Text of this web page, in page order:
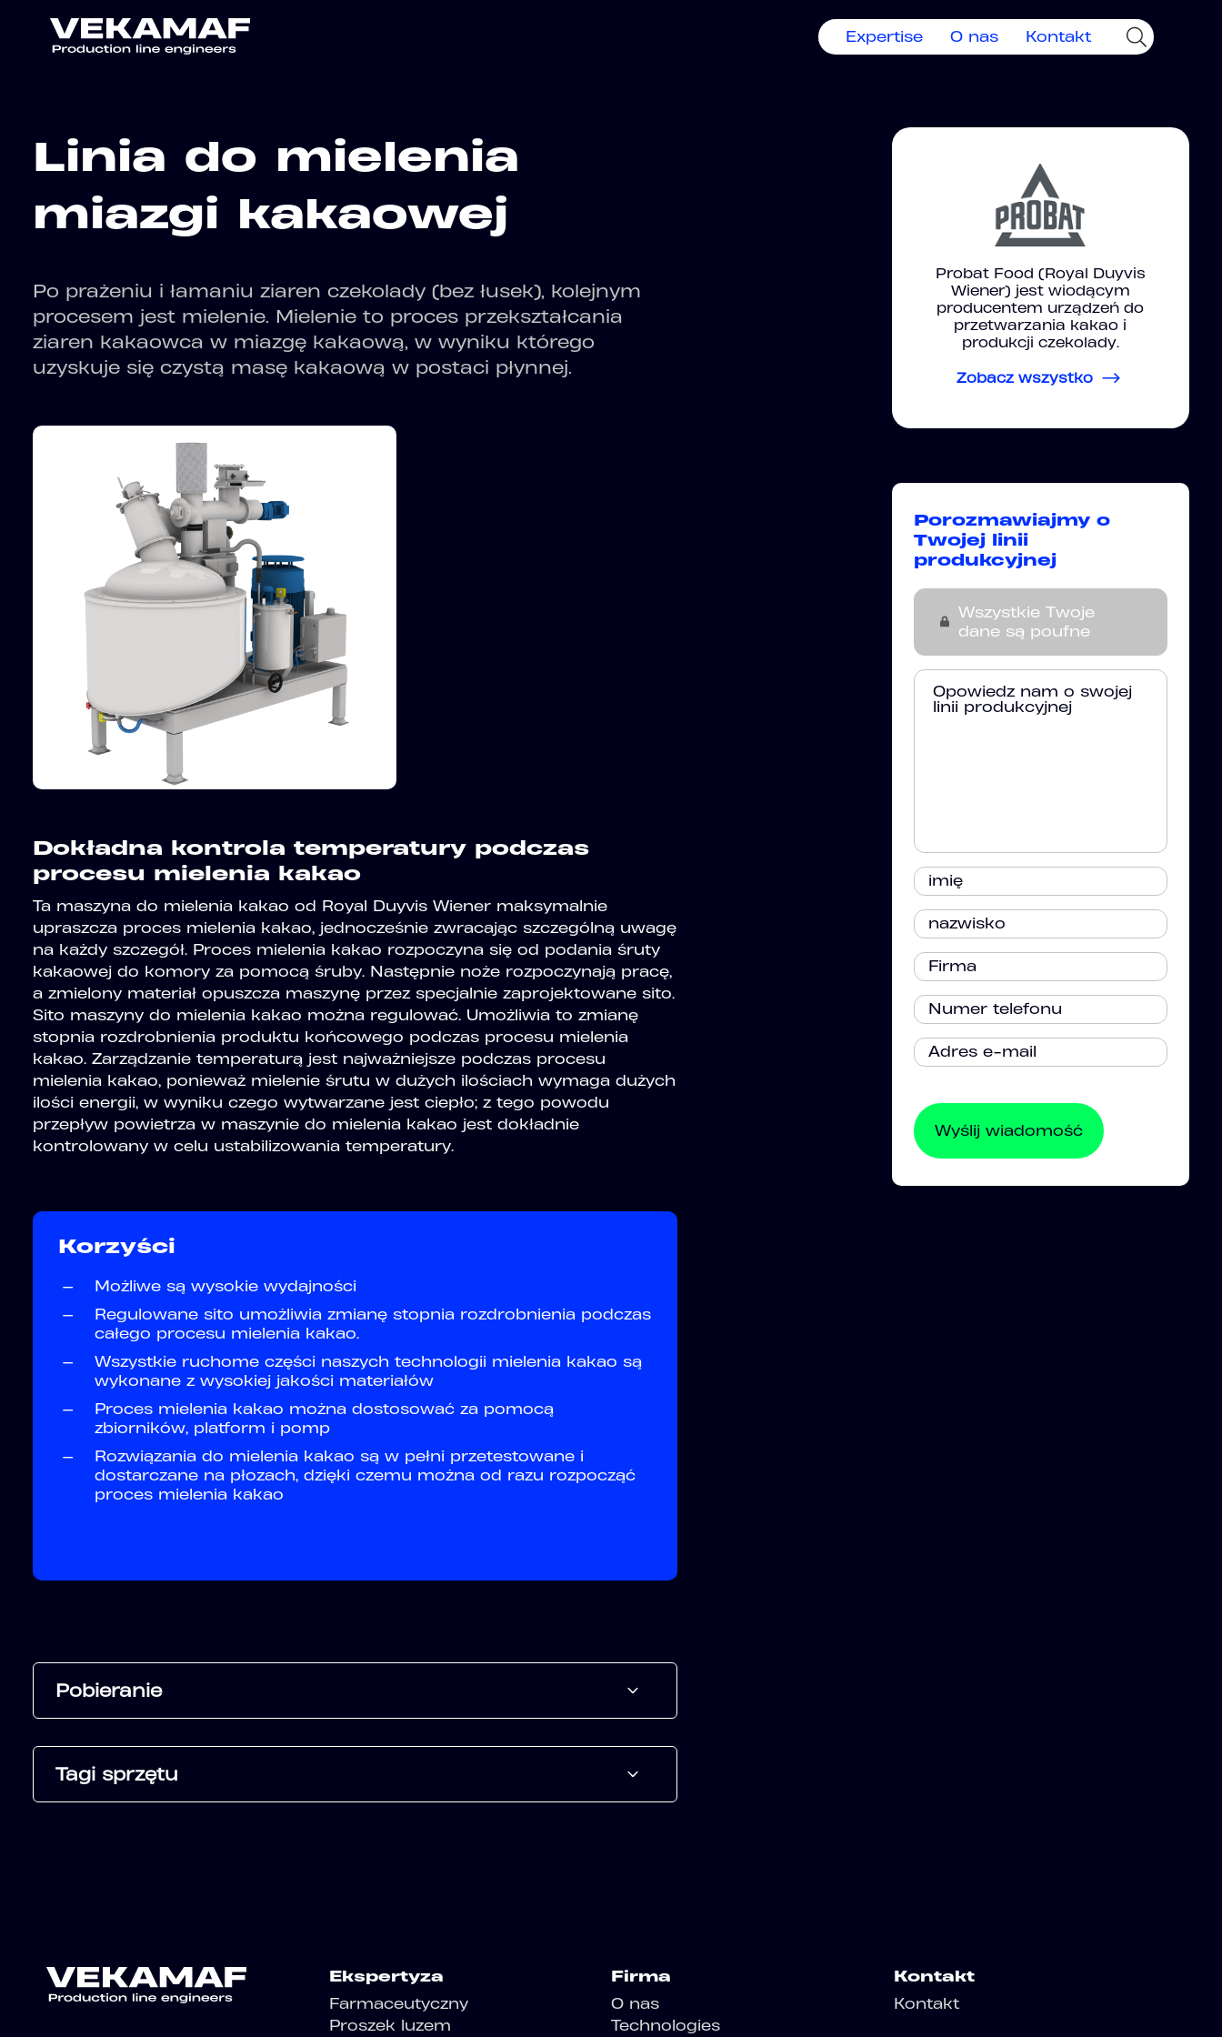
Expertise O nas Kontakt
Linia do mielenia
miazgi kakaowej
Po prażeniu i łamaniu ziaren czekolady (bez łusek), kolejnym
procesem jest mielenie. Mielenie to proces przekształcania
ziaren kakaowca w miazgę kakaową, w wyniku którego
uzyskuje się czystą masę kakaową w postaci płynnej.
Dokładna kontrola temperatury podczas
procesu mielenia kakao
Ta maszyna do mielenia kakao od Royal Duyvis Wiener maksymalnie
upraszcza proces mielenia kakao, jednocześnie zwracając szczególną uwagę
na każdy szczegół. Proces mielenia kakao rozpoczyna się od podania śruty
kakaowej do komory za pomocą śruby. Następnie noże rozpoczynają pracę,
a zmielony materiał opuszcza maszynę przez specjalnie zaprojektowane sito.
Sito maszyny do mielenia kakao można regulować. Umożliwia to zmianę
stopnia rozdrobnienia produktu końcowego podczas procesu mielenia
kakao. Zarządzanie temperaturą jest najważniejsze podczas procesu
mielenia kakao, ponieważ mielenie śrutu w dużych ilościach wymaga dużych
ilości energii, w wyniku czego wytwarzane jest ciepło; z tego powodu
przepływ powietrza w maszynie do mielenia kakao jest dokładnie
kontrolowany w celu ustabilizowania temperatury.
Korzyści
—
Możliwe są wysokie wydajności
—
Regulowane sito umożliwia zmianę stopnia rozdrobnienia podczas
całego procesu mielenia kakao.
—
Wszystkie ruchome części naszych technologii mielenia kakao są
wykonane z wysokiej jakości materiałów
—
Proces mielenia kakao można dostosować za pomocą
zbiorników, platform i pomp
—
Rozwiązania do mielenia kakao są w pełni przetestowane i
dostarczane na płozach, dzięki czemu można od razu rozpocząć
proces mielenia kakao
Pobieranie
Tagi sprzętu
Probat Food (Royal Duyvis
Wiener) jest wiodącym
producentem urządzeń do
przetwarzania kakao i
produkcji czekolady.
Zobacz wszystko
Porozmawiajmy o
Twojej linii
produkcyjnej
Wszystkie Twoje
dane są poufne
Ekspertyza
Farmaceutyczny
Proszek luzem
Firma
O nas
Technologies
Kontakt
Kontakt